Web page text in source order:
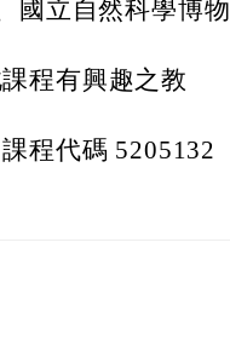
國立自然科學博物
程有興趣之教
程代碼 5205132